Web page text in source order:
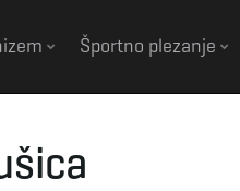
Športno plezanje